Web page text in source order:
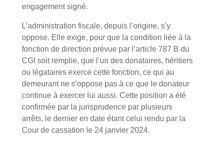
engagement signé.
L’administration fiscale, depuis l’origine, s’y
oppose. Elle exige, pour que la condition liée à la
fonction de direction prévue par l’article 787 B du
CGI soit remplie, que l’un des donataires, héritiers
ou légataires exerce cette fonction, ce qui au
demeurant ne s’oppose pas à ce que le donateur
continue à exercer lui aussi. Cette position a été
confirmée par la jurisprudence par plusieurs
arrêts, le dernier en date étant celui rendu par la
Cour de cassation le 24 janvier 2024.